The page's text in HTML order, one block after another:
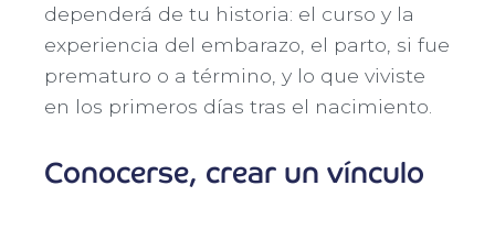
dependerá de tu historia: el curso y la
experiencia del embarazo, el parto, si fue
prematuro o a término, y lo que viviste
en los primeros días tras el nacimiento.
Conocerse, crear un vínculo